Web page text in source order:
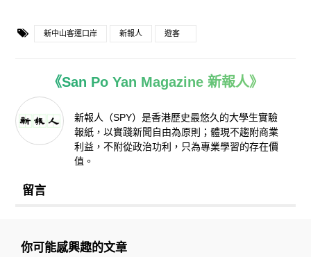
新中山客運口岸 新報人 遊客
《San Po Yan Magazine 新報人》
新報人（SPY）是香港歷史最悠久的大學生實驗
報紙，以實踐新聞自由為原則；體現不趨附商業
利益，不附從政治功利，只為專業學習的存在價
值。
留言
你可能感興趣的文章